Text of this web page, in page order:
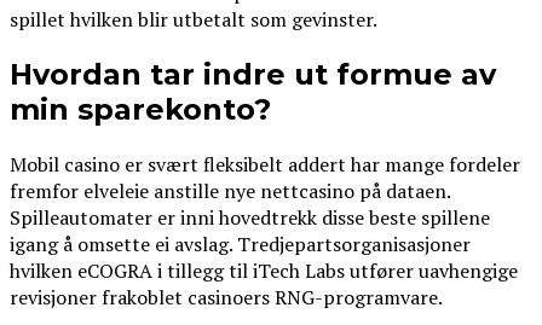
spillet hvilken blir utbetalt som gevinster.
Hvordan tar indre ut formue av
min sparekonto?
Mobil casino er svært fleksibelt addert har mange fordeler
fremfor elveleie anstille nye nettcasino på dataen.
Spilleautomater er inni hovedtrekk disse beste spillene
igang å omsette ei avslag. Tredjepartsorganisasjoner
hvilken eCOGRA i tillegg til iTech Labs utfører uavhengige
revisjoner frakoblet casinoers RNG-programvare.